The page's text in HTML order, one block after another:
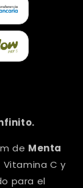
de Menta
C y
para el